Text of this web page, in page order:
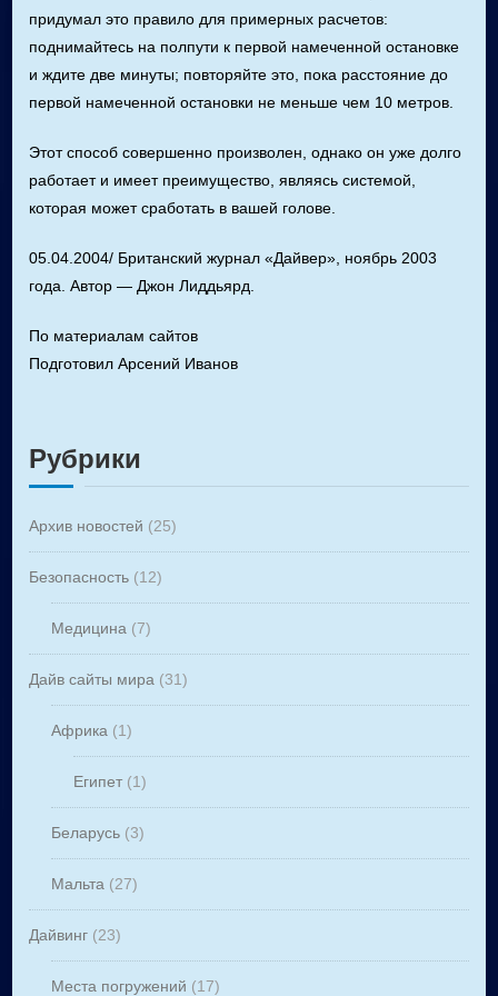
придумал это правило для примерных расчетов:
поднимайтесь на полпути к первой намеченной остановке
и ждите две минуты; повторяйте это, пока расстояние до
первой намеченной остановки не меньше чем 10 метров.
Этот способ совершенно произволен, однако он уже долго
работает и имеет преимущество, являясь системой,
которая может сработать в вашей голове.
05.04.2004/ Британский журнал «Дайвер», ноябрь 2003
года. Автор — Джон Лиддьярд.
По материалам сайтов
Подготовил Арсений Иванов
Рубрики
Архив новостей (25)
Безопасность (12)
Медицина (7)
Дайв сайты мира (31)
Африка (1)
Египет (1)
Беларусь (3)
Мальта (27)
Дайвинг (23)
Места погружений (17)